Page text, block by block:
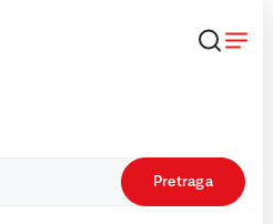
Pretraga